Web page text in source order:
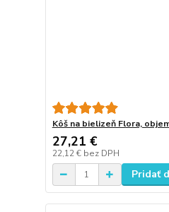
Kôš na bielizeň Flora,
27,21 €
22,12 € bez DPH
Pridať